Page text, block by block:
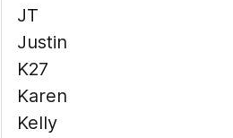
JT
Justin
K27
Karen
Kelly